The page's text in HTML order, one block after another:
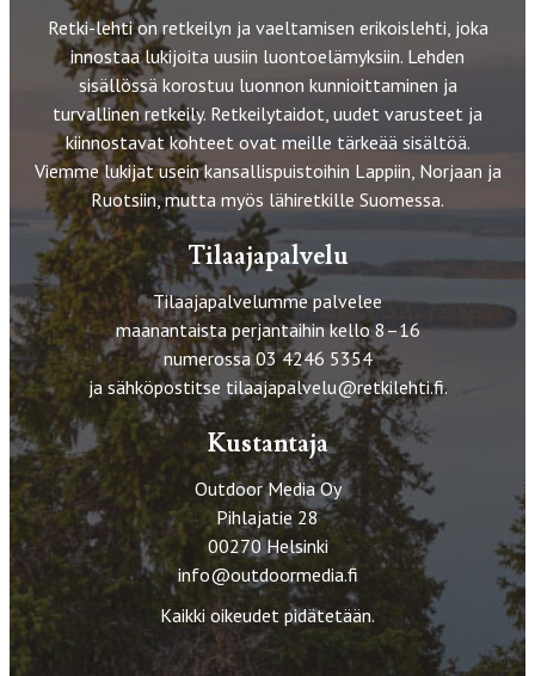
Retki-lehti on retkeilyn ja vaeltamisen erikoislehti, joka
innostaa lukijoita uusiin luontoelämyksiin. Lehden
sisällössä korostuu luonnon kunnioittaminen ja
turvallinen retkeily. Retkeilytaidot, uudet varusteet ja
kiinnostavat kohteet ovat meille tärkeää sisältöä.
Viemme lukijat usein kansallispuistoihin Lappiin, Norjaan ja
Ruotsiin, mutta myös lähiretkille Suomessa.
Tilaajapalvelu
Tilaajapalvelumme palvelee
maanantaista perjantaihin kello 8–16
numerossa 03 4246 5354
ja sähköpostitse tilaajapalvelu@retkilehti.fi.
Kustantaja
Outdoor Media Oy
Pihlajatie 28
00270 Helsinki
info@outdoormedia.fi
Kaikki oikeudet pidätetään.